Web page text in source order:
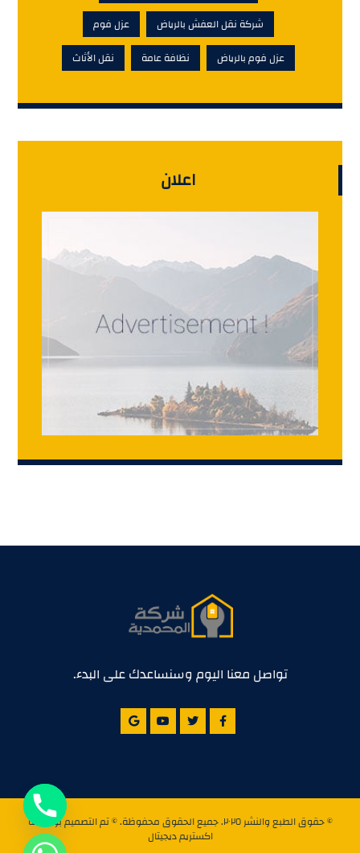
شركة نقل العفش بالرياض
عزل فوم
عزل فوم بالرياض
نظافة عامة نقل الأثاث
اعلان
تواصل معنا اليوم وسنساعدك على البدء.
© حقوق الطبع والنشر ٢٠٢٥. جميع الحقوق محفوظة. © تم التصميم بواسطة
اكستريم ديجيتال